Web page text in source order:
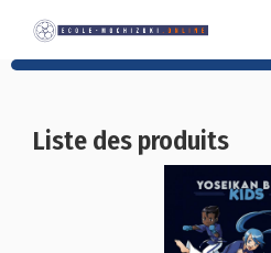
Liste des produits